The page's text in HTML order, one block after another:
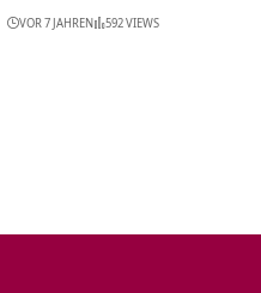
VOR 7 JAHREN 592 VIEWS